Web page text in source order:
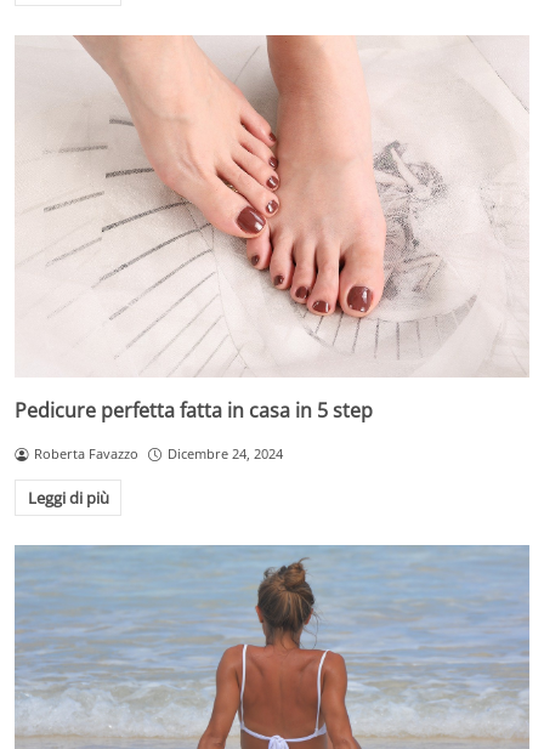
Pedicure perfetta fatta in casa in 5 step
Roberta Favazzo Dicembre 24, 2024
Leggi di più